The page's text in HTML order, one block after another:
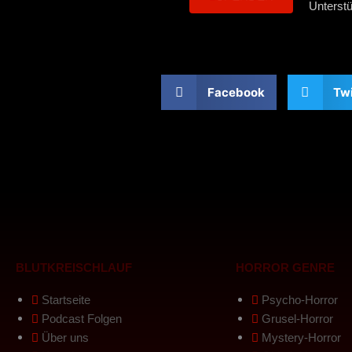
Facebook
BLUTKREISCHLAUF
Startseite
Podcast Folgen
Über uns
HORROR GENRE
Psycho-Horror
Grusel-Horror
Mystery-Horror